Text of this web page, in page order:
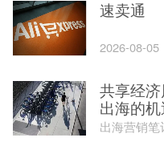
速卖通
2026-08-05
共享经
出海的
出海营销笔